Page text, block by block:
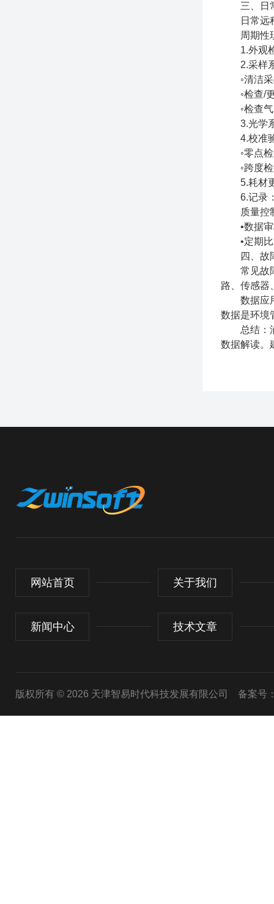
三、日常
日常远程
周期性现
1.外观检
2.采样系
◦清洁采
◦检查/更
◦检查气
3.光学系
4.校准
◦零点检
◦跨度检
5.耗材更
6.记录：
质量控
•数据审
•定期比
四、故障
常见故障
路、传感器
数据应用
数据是环境
总结：油
数据解读。
网站首页 关于我们
新闻中心 技术文章
版权所有 © 2026 天津智易时代科技发展有限公司 备案号